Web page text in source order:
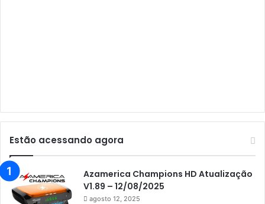
Audisat K10 Urus
Audisat K20 Huracan
Audisat K30 Aventador
Azamerica
Azamerica Beats
Estão acessando agora
Azamerica Champions HD Atualização
V1.89 – 12/08/2025
agosto 12, 2025